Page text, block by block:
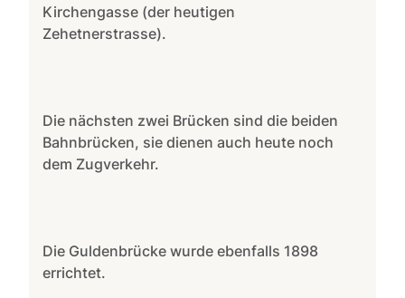
Kirchengasse (der heutigen
Zehetnerstrasse).
Die nächsten zwei Brücken sind die beiden
Bahnbrücken, sie dienen auch heute noch
dem Zugverkehr.
Die Guldenbrücke wurde ebenfalls 1898
errichtet.